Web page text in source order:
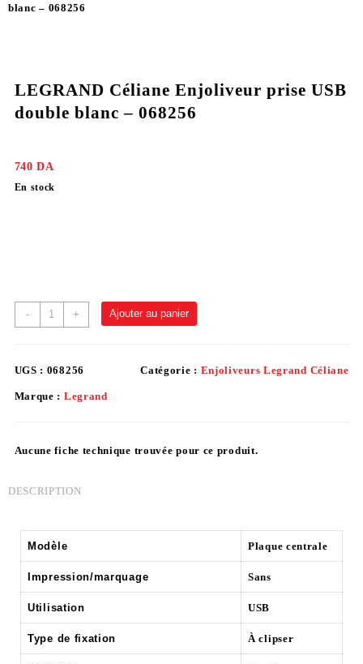
blanc – 068256
LEGRAND Céliane Enjoliveur prise USB
double blanc – 068256
740DA
En stock
- + Ajouter au panier
UGS : 068256 Catégorie : Enjoliveurs Legrand Céliane
Marque : Legrand
Aucune fiche technique trouvée pour ce produit.
DESCRIPTION
Modèle Plaque centrale
Impression/marquage Sans
Utilisation USB
Type de fixation À clipser